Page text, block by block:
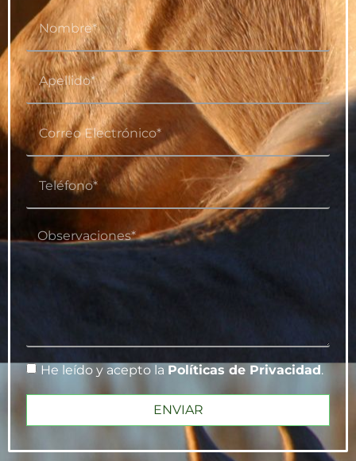
He leído y acepto la Políticas de Privacidad.
ENVIAR